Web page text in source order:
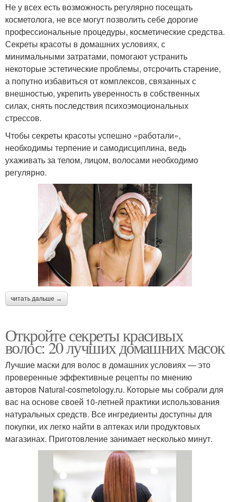
Не у всех есть возможность регулярно посещать
косметолога, не все могут позволить себе дорогие
профессиональные процедуры, косметические средства.
Секреты красоты в домашних условиях, с
минимальными затратами, помогают устранить
некоторые эстетические проблемы, отсрочить старение,
а попутно избавиться от комплексов, связанных с
внешностью, укрепить уверенность в собственных
силах, снять последствия психоэмоциональных
стрессов.
Чтобы секреты красоты успешно «работали»,
необходимы терпение и самодисциплина, ведь
ухаживать за телом, лицом, волосами необходимо
регулярно.
читать дальше →
Откройте секреты красивых
волос: 20 лучших домашних масок
Лучшие маски для волос в домашних условиях — это
проверенные эффективные рецепты по мнению
авторов Natural-cosmetology.ru. Которые мы собрали для
вас на основе своей 10-летней практики использования
натуральных средств. Все ингредиенты доступны для
покупки, их легко найти в аптеках или продуктовых
магазинах. Приготовление занимает несколько минут.